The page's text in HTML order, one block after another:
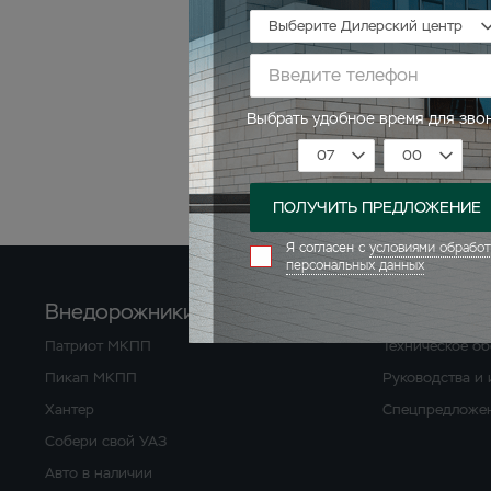
Внедорожники
Патриот МКПП
Пикап МКПП
Хантер
Собери свой УАЗ
Авто в наличии
Техническое
Руководства и